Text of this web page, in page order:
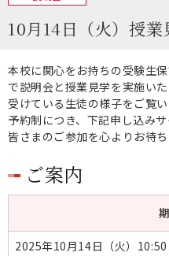
10月14日（火）授
本校に関心をお持ちの受験生
で説明会と授業見学を実施い
受けている生徒の様子をご覧い
予約制につき、下記申し込み
皆さまのご参加を心よりお待ち
ご案内
2025年10月14日（火）10:50